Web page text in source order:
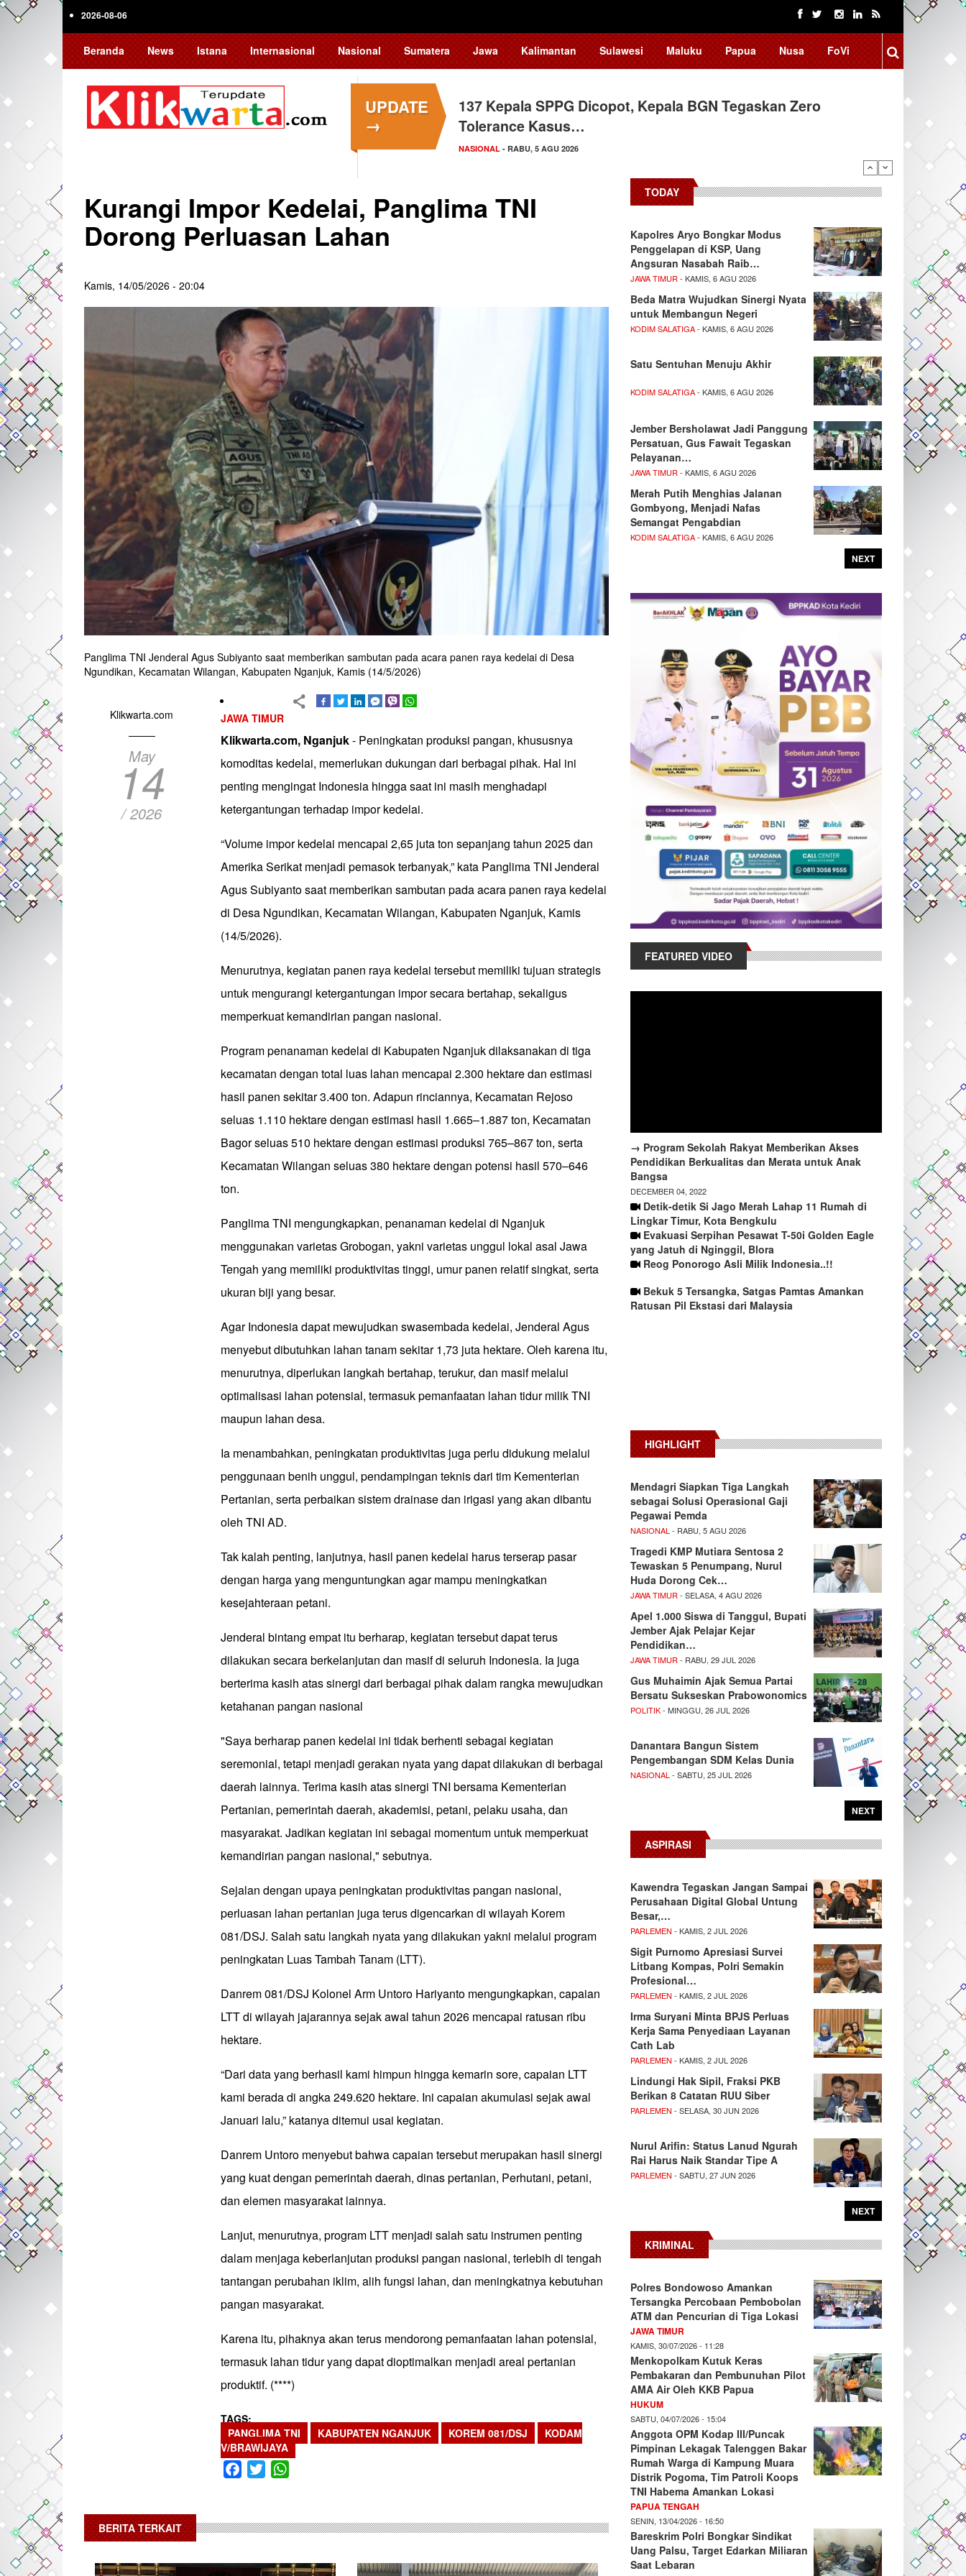
Skip
2026-08-06
Beranda News Istana Internasional Nasional Sumatera Jawa Kalimantan Sulawesi Maluku Papua Nusa FoVi
UPDATE
→
137 Kepala SPPG Dicopot, Kepala BGN Tegaskan Zero
Tolerance Kasus…
NASIONAL - RABU, 5 AGU 2026
Siswa Sekolah Rakyat Makassar Raih Prestasi Akademik
Tingkat Nasional
SULAWESI SELATAN- SELASA, 4 AGU 2026
Kurangi Impor Kedelai, Panglima TNI
Dorong Perluasan Lahan
Kamis, 14/05/2026 - 20:04
Panglima TNI Jenderal Agus Subiyanto saat memberikan sambutan pada acara panen raya kedelai di Desa
Ngundikan, Kecamatan Wilangan, Kabupaten Nganjuk, Kamis (14/5/2026)
Klikwarta.com
May
14
/ 2026
JAWA TIMUR
Klikwarta.com, Nganjuk- Peningkatan produksi pangan, khususnya
komoditas kedelai, memerlukan dukungan dari berbagai pihak. Hal ini
penting mengingat Indonesia hingga saat ini masih menghadapi
ketergantungan terhadap impor kedelai.
“Volume impor kedelai mencapai 2,65 juta ton sepanjang tahun 2025 dan
Amerika Serikat menjadi pemasok terbanyak,” kata Panglima TNI Jenderal
Agus Subiyanto saat memberikan sambutan pada acara panen raya kedelai
di Desa Ngundikan, Kecamatan Wilangan, Kabupaten Nganjuk, Kamis
(14/5/2026).
Menurutnya, kegiatan panen raya kedelai tersebut memiliki tujuan strategis
untuk mengurangi ketergantungan impor secara bertahap, sekaligus
memperkuat kemandirian pangan nasional.
Program penanaman kedelai di Kabupaten Nganjuk dilaksanakan di tiga
kecamatan dengan total luas lahan mencapai 2.300 hektare dan estimasi
hasil panen sekitar 3.400 ton. Adapun rinciannya, Kecamatan Rejoso
seluas 1.110 hektare dengan estimasi hasil 1.665–1.887 ton, Kecamatan
Bagor seluas 510 hektare dengan estimasi produksi 765–867 ton, serta
Kecamatan Wilangan seluas 380 hektare dengan potensi hasil 570–646
ton.
Panglima TNI mengungkapkan, penanaman kedelai di Nganjuk
menggunakan varietas Grobogan, yakni varietas unggul lokal asal Jawa
Tengah yang memiliki produktivitas tinggi, umur panen relatif singkat, serta
ukuran biji yang besar.
Agar Indonesia dapat mewujudkan swasembada kedelai, Jenderal Agus
menyebut dibutuhkan lahan tanam sekitar 1,73 juta hektare. Oleh karena itu,
menurutnya, diperlukan langkah bertahap, terukur, dan masif melalui
optimalisasi lahan potensial, termasuk pemanfaatan lahan tidur milik TNI
maupun lahan desa.
Ia menambahkan, peningkatan produktivitas juga perlu didukung melalui
penggunaan benih unggul, pendampingan teknis dari tim Kementerian
Pertanian, serta perbaikan sistem drainase dan irigasi yang akan dibantu
oleh TNI AD.
Tak kalah penting, lanjutnya, hasil panen kedelai harus terserap pasar
dengan harga yang menguntungkan agar mampu meningkatkan
kesejahteraan petani.
Jenderal bintang empat itu berharap, kegiatan tersebut dapat terus
dilakukan secara berkelanjutan dan masif di seluruh Indonesia. Ia juga
berterima kasih atas sinergi dari berbagai pihak dalam rangka mewujudkan
ketahanan pangan nasional
"Saya berharap panen kedelai ini tidak berhenti sebagai kegiatan
seremonial, tetapi menjadi gerakan nyata yang dapat dilakukan di berbagai
daerah lainnya. Terima kasih atas sinergi TNI bersama Kementerian
Pertanian, pemerintah daerah, akademisi, petani, pelaku usaha, dan
masyarakat. Jadikan kegiatan ini sebagai momentum untuk memperkuat
kemandirian pangan nasional," sebutnya.
Sejalan dengan upaya peningkatan produktivitas pangan nasional,
perluasan lahan pertanian juga terus digencarkan di wilayah Korem
081/DSJ. Salah satu langkah nyata yang dilakukan yakni melalui program
peningkatan Luas Tambah Tanam (LTT).
Danrem 081/DSJ Kolonel Arm Untoro Hariyanto mengungkapkan, capaian
LTT di wilayah jajarannya sejak awal tahun 2026 mencapai ratusan ribu
hektare.
“Dari data yang berhasil kami himpun hingga kemarin sore, capaian LTT
kami berada di angka 249.620 hektare. Ini capaian akumulasi sejak awal
Januari lalu,” katanya ditemui usai kegiatan.
Danrem Untoro menyebut bahwa capaian tersebut merupakan hasil sinergi
yang kuat dengan pemerintah daerah, dinas pertanian, Perhutani, petani,
dan elemen masyarakat lainnya.
Lanjut, menurutnya, program LTT menjadi salah satu instrumen penting
dalam menjaga keberlanjutan produksi pangan nasional, terlebih di tengah
tantangan perubahan iklim, alih fungsi lahan, dan meningkatnya kebutuhan
pangan masyarakat.
Karena itu, pihaknya akan terus mendorong pemanfaatan lahan potensial,
termasuk lahan tidur yang dapat dioptimalkan menjadi areal pertanian
produktif. (****)
TAGS
PANGLIMA TNI
KABUPATEN NGANJUK KOREM 081/DSJ
KODAM
V/BRAWIJAYA
Facebook
Twitter
BERITA TERKAIT
TODAY
Kapolres Aryo Bongkar Modus
Penggelapan di KSP, Uang
Angsuran Nasabah Raib…
JAWA TIMUR - KAMIS, 6 AGU 2026
Beda Matra Wujudkan Sinergi Nyata
untuk Membangun Negeri
KODIM SALATIGA- KAMIS, 6 AGU 2026
Satu Sentuhan Menuju Akhir
KODIM SALATIGA- KAMIS, 6 AGU 2026
Jember Bersholawat Jadi Panggung
Persatuan, Gus Fawait Tegaskan
Pelayanan…
JAWA TIMUR - KAMIS, 6 AGU 2026
Merah Putih Menghias Jalanan
Gombyong, Menjadi Nafas
Semangat Pengabdian
KODIM SALATIGA- KAMIS, 6 AGU 2026
NEXT
FEATURED VIDEO
→ Program Sekolah Rakyat Memberikan Akses
Pendidikan Berkualitas dan Merata untuk Anak
Bangsa
DECEMBER 04, 2022
Detik-detik Si Jago Merah Lahap 11 Rumah di
Lingkar Timur, Kota Bengkulu
Evakuasi Serpihan Pesawat T-50i Golden Eagle
yang Jatuh di Nginggil, Blora
Reog Ponorogo Asli Milik Indonesia..!!
Bekuk 5 Tersangka, Satgas Pamtas Amankan
Ratusan Pil Ekstasi dari Malaysia
HIGHLIGHT
Mendagri Siapkan Tiga Langkah
sebagai Solusi Operasional Gaji
Pegawai Pemda
NASIONAL - RABU, 5 AGU 2026
Tragedi KMP Mutiara Sentosa 2
Tewaskan 5 Penumpang, Nurul
Huda Dorong Cek…
JAWA TIMUR - SELASA, 4 AGU 2026
Apel 1.000 Siswa di Tanggul, Bupati
Jember Ajak Pelajar Kejar
Pendidikan…
JAWA TIMUR - RABU, 29 JUL 2026
Gus Muhaimin Ajak Semua Partai
Bersatu Sukseskan Prabowonomics
POLITIK- MINGGU, 26 JUL 2026
Danantara Bangun Sistem
Pengembangan SDM Kelas Dunia
NASIONAL - SABTU, 25 JUL 2026
NEXT
ASPIRASI
Kawendra Tegaskan Jangan Sampai
Perusahaan Digital Global Untung
Besar,…
PARLEMEN - KAMIS, 2 JUL 2026
Sigit Purnomo Apresiasi Survei
Litbang Kompas, Polri Semakin
Profesional…
PARLEMEN - KAMIS, 2 JUL 2026
Irma Suryani Minta BPJS Perluas
Kerja Sama Penyediaan Layanan
Cath Lab
PARLEMEN - KAMIS, 2 JUL 2026
Lindungi Hak Sipil, Fraksi PKB
Berikan 8 Catatan RUU Siber
PARLEMEN - SELASA, 30 JUN 2026
Nurul Arifin: Status Lanud Ngurah
Rai Harus Naik Standar Tipe A
PARLEMEN - SABTU, 27 JUN 2026
NEXT
KRIMINAL
Polres Bondowoso Amankan
Tersangka Percobaan Pembobolan
ATM dan Pencurian di Tiga Lokasi
JAWA TIMUR
KAMIS, 30/07/2026 - 11:28
Menkopolkam Kutuk Keras
Pembakaran dan Pembunuhan Pilot
AMA Air Oleh KKB Papua
HUKUM
SABTU, 04/07/2026 - 15:04
Anggota OPM Kodap III/Puncak
Pimpinan Lekagak Talenggen Bakar
Rumah Warga di Kampung Muara
Distrik Pogoma, Tim Patroli Koops
TNI Habema Amankan Lokasi
PAPUA TENGAH
SENIN, 13/04/2026 - 16:50
Bareskrim Polri Bongkar Sindikat
Uang Palsu, Target Edarkan Miliaran
Saat Lebaran